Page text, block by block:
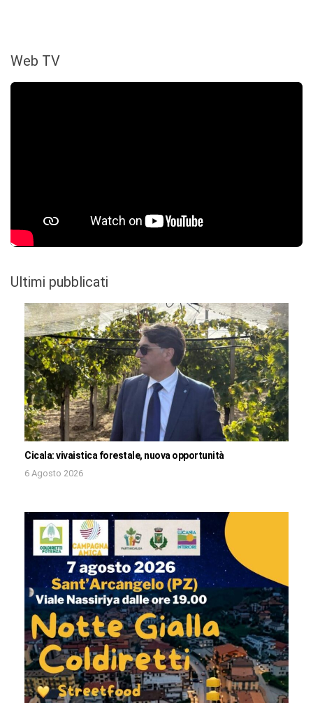
Web TV
Ultimi pubblicati
Cicala: vivaistica forestale, nuova opportunità
6 Agosto 2026